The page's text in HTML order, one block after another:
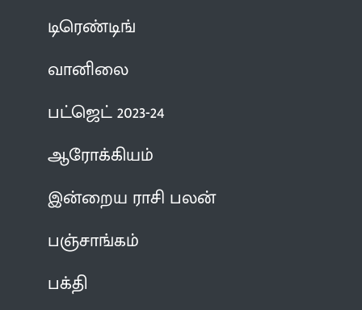
டிரெண்டிங்
வானிலை
பட்ஜெட் 2023-24
ஆரோக்கியம்
இன்றைய ராசி பலன்
பஞ்சாங்கம்
பக்தி